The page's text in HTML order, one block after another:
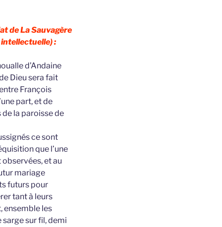
de La Sauvagère
:
d’Andaine
Dieu sera fait
François
part, et de
de la paroisse de
ce sont
que l’une
et au
mariage
futurs pour
tant à leurs
ensemble les
sur fil, demi